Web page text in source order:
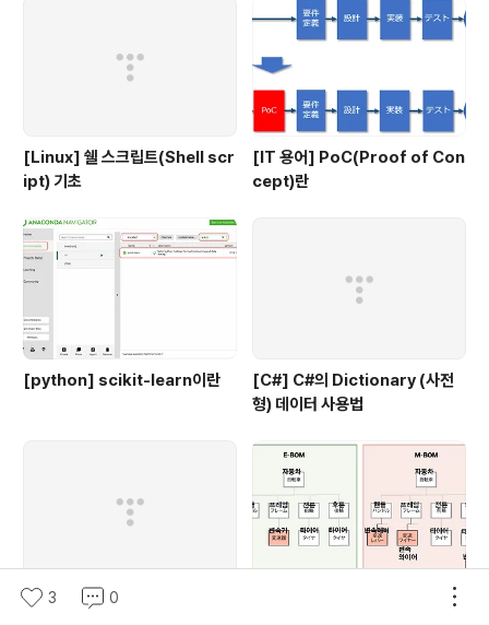
훈련때와 비교하여 변화가 있음을 의미한다. Data drift란,
[Linux] 쉘 스크립트(Shell scr
ipt) 기초
[IT 용어] PoC(Proof of Con
cept)란
[python] scikit-learn이란
[C#] C#의 Dictionary (사전
형) 데이터 사용법
[python] 문자열에서 특정(일
[PLM] E-BOM 과 M-BOM의
3 0